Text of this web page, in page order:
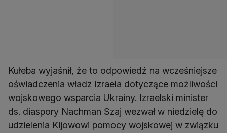
Kułeba wyjaśnił, że to odpowiedź na wcześniejsze
oświadczenia władz Izraela dotyczące możliwości
wojskowego wsparcia Ukrainy. Izraelski minister
ds. diaspory Nachman Szaj wezwał w niedzielę do
udzielenia Kijowowi pomocy wojskowej w związku